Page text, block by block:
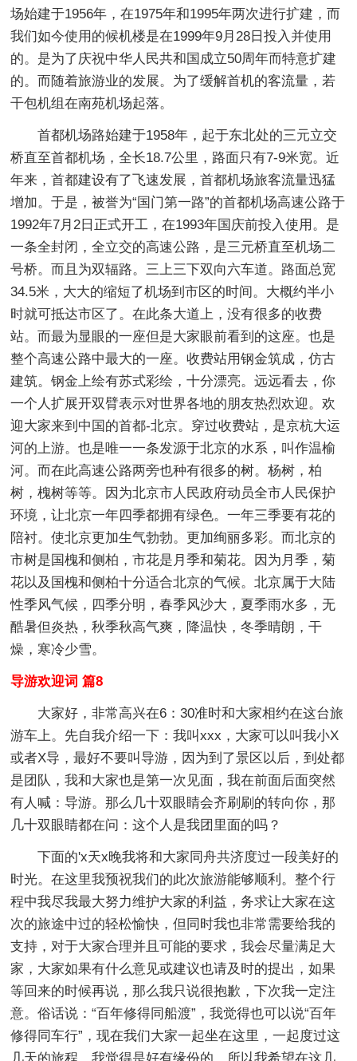
场始建于1956年，在1975年和1995年两次进行扩建，而
我们如今使用的候机楼是在1999年9月28日投入并使用
的。是为了庆祝中华人民共和国成立50周年而特意扩建
的。而随着旅游业的发展。为了缓解首机的客流量，若
干包机组在南苑机场起落。
首都机场路始建于1958年，起于东北处的三元立交
桥直至首都机场，全长18.7公里，路面只有7-9米宽。近
年来，首都建设有了飞速发展，首都机场旅客流量迅猛
增加。于是，被誉为“国门第一路”的首都机场高速公路于
1992年7月2日正式开工，在1993年国庆前投入使用。是
一条全封闭，全立交的高速公路，是三元桥直至机场二
号桥。而且为双辐路。三上三下双向六车道。路面总宽
34.5米，大大的缩短了机场到市区的时间。大概约半小
时就可抵达市区了。在此条大道上，没有很多的收费
站。而最为显眼的一座但是大家眼前看到的这座。也是
整个高速公路中最大的一座。收费站用钢金筑成，仿古
建筑。钢金上绘有苏式彩绘，十分漂亮。远远看去，你
一个人扩展开双臂表示对世界各地的朋友热烈欢迎。欢
迎大家来到中国的首都-北京。穿过收费站，是京杭大运
河的上游。也是唯一一条发源于北京的水系，叫作温榆
河。而在此高速公路两旁也种有很多的树。杨树，柏
树，槐树等等。因为北京市人民政府动员全市人民保护
环境，让北京一年四季都拥有绿色。一年三季要有花的
陪衬。使北京更加生气勃勃。更加绚丽多彩。而北京的
市树是国槐和侧柏，市花是月季和菊花。因为月季，菊
花以及国槐和侧柏十分适合北京的气候。北京属于大陆
性季风气候，四季分明，春季风沙大，夏季雨水多，无
酷暑但炎热，秋季秋高气爽，降温快，冬季晴朗，干
燥，寒冷少雪。
导游欢迎词 篇8
大家好，非常高兴在6：30准时和大家相约在这台旅
游车上。先自我介绍一下：我叫xxx，大家可以叫我小X
或者X导，最好不要叫导游，因为到了景区以后，到处都
是团队，我和大家也是第一次见面，我在前面后面突然
有人喊：导游。那么几十双眼睛会齐刷刷的转向你，那
几十双眼睛都在问：这个人是我团里面的吗？
下面的'x天x晚我将和大家同舟共济度过一段美好的
时光。在这里我预祝我们的此次旅游能够顺利。整个行
程中我尽我最大努力维护大家的利益，务求让大家在这
次的旅途中过的轻松愉快，但同时我也非常需要给我的
支持，对于大家合理并且可能的要求，我会尽量满足大
家，大家如果有什么意见或建议也请及时的提出，如果
等回来的时候再说，那么我只说很抱歉，下次我一定注
意。俗话说：“百年修得同船渡”，我觉得也可以说“百年
修得同车行”，现在我们大家一起坐在这里，一起度过这